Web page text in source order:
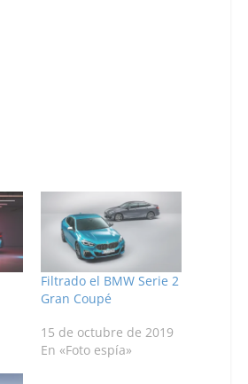
Filtrado el BMW Serie 2
Gran Coupé
15 de octubre de 2019
En «Foto espía»